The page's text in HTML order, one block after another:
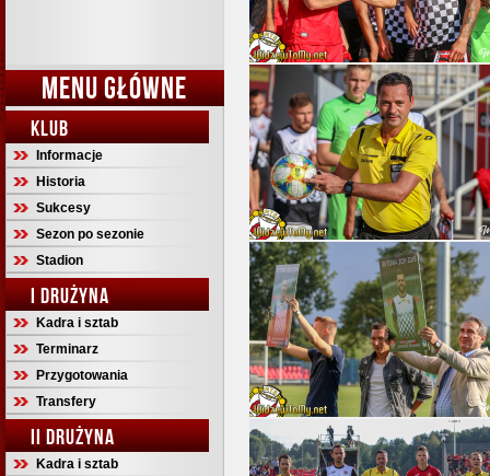
MENU GŁÓWNE
KLUB
Informacje
Historia
Sukcesy
Sezon po sezonie
Stadion
I DRUŻYNA
Kadra i sztab
Terminarz
Przygotowania
Transfery
II DRUŻYNA
Kadra i sztab